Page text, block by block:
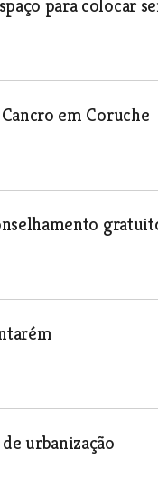
para colocar
em Coruche
urbanização